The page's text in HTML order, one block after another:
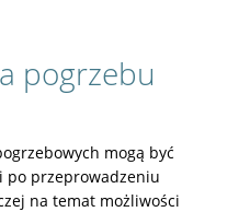
pogrzebu
mogą być
po przeprowadzeniu
na temat możliwości